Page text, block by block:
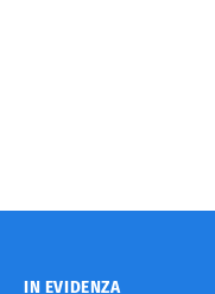
IN EVIDENZA